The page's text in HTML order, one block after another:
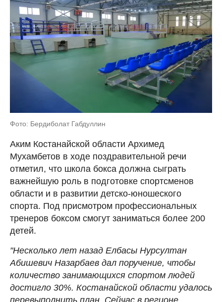
Фото: Бердиболат Габдуллин
Аким Костанайской области Архимед
Мухамбетов в ходе поздравительной речи
отметил, что школа бокса должна сыграть
важнейшую роль в подготовке спортсменов
области и в развитии детско-юношеского
спорта. Под присмотром профессиональных
тренеров боксом смогут заниматься более 200
детей.
"Несколько лет назад Елбасы Нурсултан
Абишевич Назарбаев дал поручение, чтобы
количество занимающихся спортом людей
достигло 30%. Костанайской области удалось